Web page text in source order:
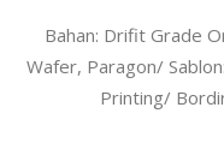
Bahan: Drifit Grade
Wafer, Paragon/
Printing/